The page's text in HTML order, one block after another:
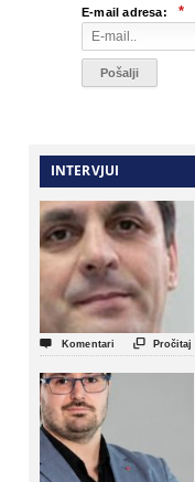
E-mail adresa: *
INTERVJUI
 Komentari 